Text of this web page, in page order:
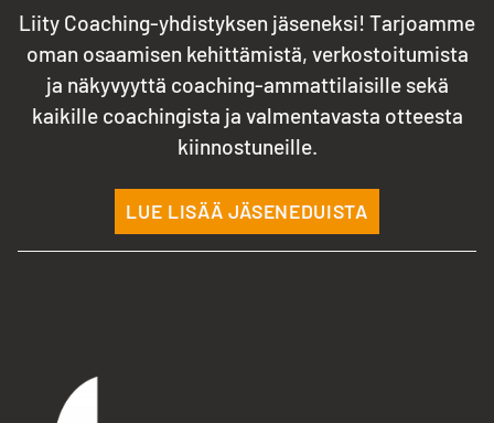
Liity Coaching-yhdistyksen jäseneksi! Tarjoamme
oman osaamisen kehittämistä, verkostoitumista
ja näkyvyyttä coaching-ammattilaisille sekä
kaikille coachingista ja valmentavasta otteesta
kiinnostuneille.
LUE LISÄÄ JÄSENEDUISTA